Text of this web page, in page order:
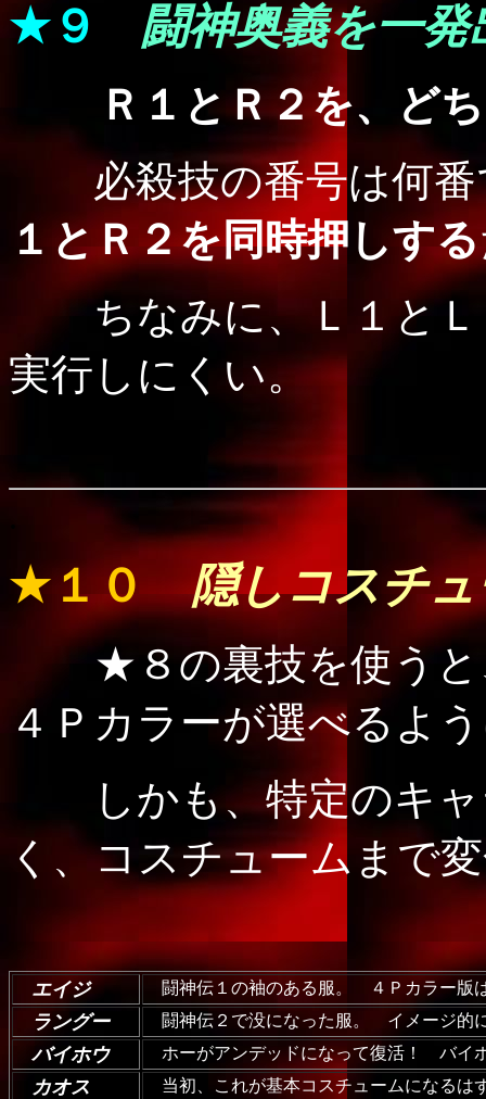
★９ 闘神奥義を一発
Ｒ１とＲ２を、ど
必殺技の番号は何
１とＲ２を同時押しする
ちなみに、Ｌ１と
実行しにくい。
.
★１０ 隠しコスチ
★８の裏技を使うと
４Ｐカラーが選べるよ
しかも、特定のキャ
く、コスチュームまで
エイジ 闘神伝１の袖のある服。 ４Ｐカラー版
ラングー 闘神伝２で没になった服。 イメージ的
バイホウ ホーがアンデッドになって復活！ バイ
カオス 当初、これが基本コスチュームになるは